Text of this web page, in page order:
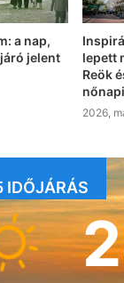
a nap,
jelent
lepett
Reök
2026,
IDŐJÁRÁS